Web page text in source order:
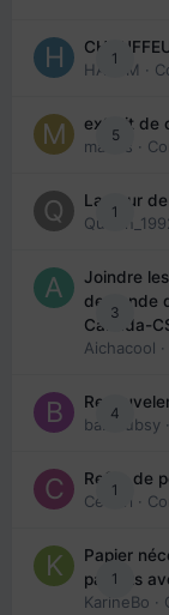
1
HAZEM ·
5
extrait de
maries ·
1
La peur
3
Joindre
demande
Canada-
Aichacool
4
babibubsy
1
Refus de
Cedbri ·
1
Papier
parents
KarineBo ·